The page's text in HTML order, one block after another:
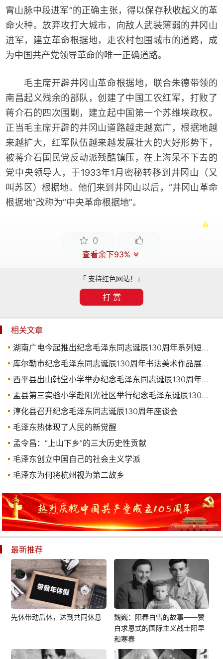
霄山脉中段进军”的正确主张，得以保存秋收起义的革
命火种。放弃攻打大城市，向敌人武装薄弱的井冈山
进军，建立革命根据地，走农村包围城市的道路，成
为中国共产党领导革命的唯一正确道路。
毛主席开辟井冈山革命根据地，联合朱德带领的
南昌起义残余的部队，创建了中国工农红军，打败了
蒋介石的四次围剿，建立起中国第一个苏维埃政权。
正当毛主席开辟的井冈山道路越走越宽广，根据地越
来越扩大，红军队伍越来越发展壮大的大好形势下，
被蒋介石国民党反动派残酷镇压，在上海呆不下去的
党中央领导人，于1933年1月密秘转移到井冈山（又
叫苏区）根据地。他们来到井冈山以后，“井冈山革命
根据地”改称为“中央革命根据地”。
0
查看余下93%
「 支持红色网站！」
打 赏
相关文章
湖南广电今起推出纪念毛泽东同志诞辰130周年系列短视频
库尔勒市纪念毛泽东同志诞辰130周年书法美术作品展正式开展
西平县出山韩堂小学举办纪念毛泽东同志诞辰130周年诗词诵读会
盂县第三实验小学赴阳光社区举行纪念毛泽东诞辰130周年主题教育活动
淳化县召开纪念毛泽东同志诞辰130周年座谈会
毛泽东热体现了人民的新觉醒
孟令昌：“上山下乡”的三大历史性贡献
毛泽东创立中国自己的社会主义学派
毛泽东为何将杭州视为第二故乡
最新推荐
先休带动后休，达到共同休息
魏巍：阳春白雪的故事——赞
白求恩式的国际主义战士阳早
和寒春